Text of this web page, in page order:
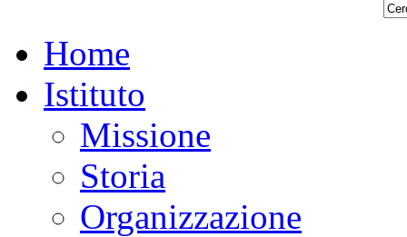
Home
Istituto
Missione
Storia
Organizzazione